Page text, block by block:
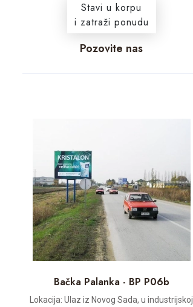
Stavi u korpu
i zatraži ponudu
Pozovite nas
Bačka Palanka - BP P06b
Lokacija: Ulaz iz Novog Sada, u industrijskoj